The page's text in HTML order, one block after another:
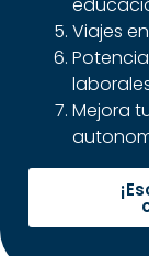
Viajes
Mejora